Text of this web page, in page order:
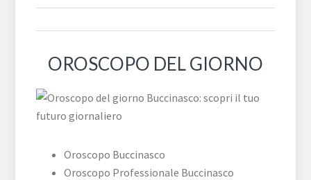
OROSCOPO DEL GIORNO
Oroscopo Buccinasco
Oroscopo Professionale Buccinasco